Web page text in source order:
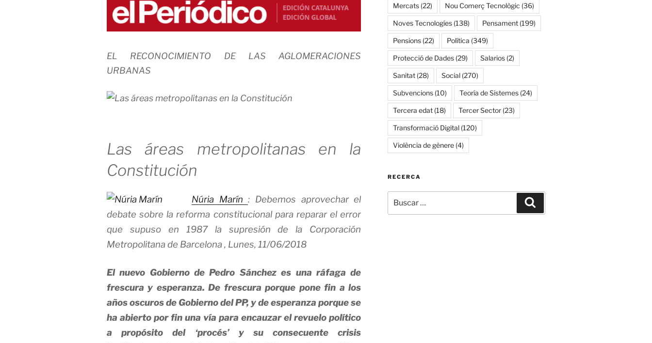
tu
voto»
EL RECONOCIMIENTO DE LAS AGLOMERACIONES
URBANAS
Las áreas metropolitanas en la
Constitución
Núria Marín: Debemos aprovechar el
debate sobre la reforma constitucional para reparar el error
que supuso en 1987 la supresión de la Corporación
Metropolitana de Barcelona , Lunes, 11/06/2018
El nuevo Gobierno de Pedro Sánchez es una ráfaga de
frescura y esperanza. De frescura porque pone fin a los
años oscuros de Gobierno del PP, y de esperanza porque se
ha abierto por fin una vía para encauzar el revuelo político
a propósito del ‘procés’ y su consecuente crisis
Mercats(22) Nou Comerç Tecnològic (36)
Noves Tecnologíes(138) Pensament(199)
Pensions(22) Política (349)
Protecció de Dades(29) Salarios(2)
Sanitat(28) Social(270)
Subvencions(10) Teoría de Sistemes(24)
Tercera edat(18) Tercer Sector(23)
Transformació Digital(120)
Violència de gènere(4)
RECERCA
por: